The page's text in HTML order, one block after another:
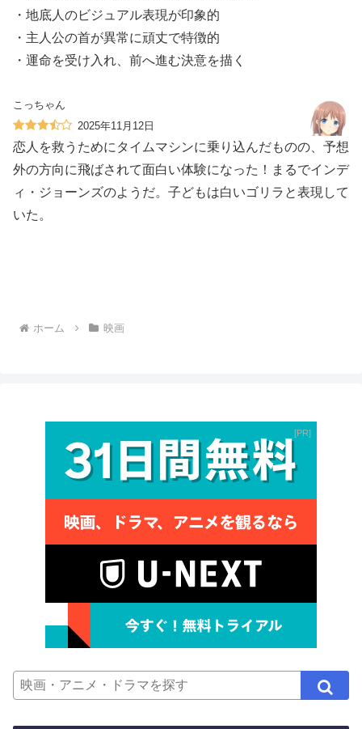
・地底人のビジュアル表現が印象的
・主人公の首が異常に頑丈で特徴的
・運命を受け入れ、前へ進む決意を描く
こっちゃん
2025年11月12日
恋人を救うためにタイムマシンに乗り込んだものの、予想
外の方向に飛ばされて面白い体験になった！まるでインデ
ィ・ジョーンズのようだ。子どもは白いゴリラと表現して
いた。
ホーム 映画
PR